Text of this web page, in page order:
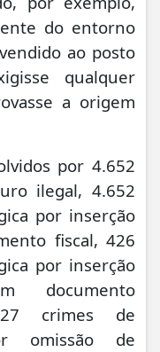
do entorno
ao posto
qualquer
a origem
por 4.652
ilegal, 4.652
por inserção
fiscal, 426
por inserção
documento
crimes de
omissão de